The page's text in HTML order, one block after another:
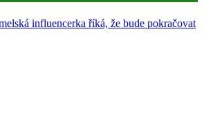
influencerka říká, že bude pokračovat